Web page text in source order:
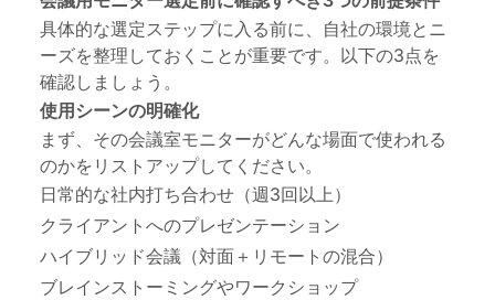
具体的な選定ステップに入る前に、自社の環境とニ
ーズを整理しておくことが重要です。以下の3点を
確認しましょう。
使用シーンの明確化
まず、その会議室モニターがどんな場面で使われる
のかをリストアップしてください。
日常的な社内打ち合わせ（週3回以上）
クライアントへのプレゼンテーション
ハイブリッド会議（対面＋リモートの混合）
ブレインストーミングやワークショップ